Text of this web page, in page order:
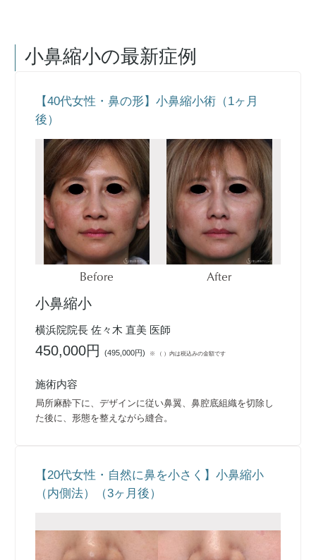
小鼻縮小の最新症例
【40代女性・鼻の形】小鼻縮小術（1ヶ月
後）
Before After
小鼻縮小
横浜院院長 佐々木 直美 医師
450,000円(495,000円) ※ （ ）内は税込みの金額です
施術内容
局所麻酔下に、デザインに従い鼻翼、鼻腔底組織を切除し
た後に、形態を整えながら縫合。
【20代女性・自然に鼻を小さく】小鼻縮小
（内側法）（3ヶ月後）